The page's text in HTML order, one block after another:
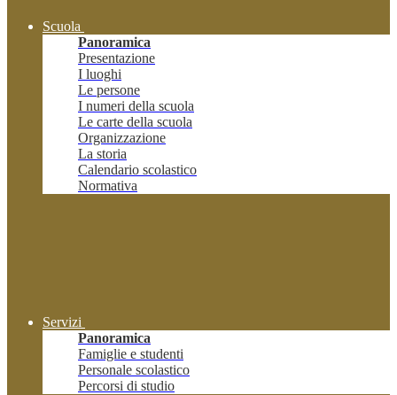
Scuola
Panoramica
Presentazione
I luoghi
Le persone
I numeri della scuola
Le carte della scuola
Organizzazione
La storia
Calendario scolastico
Normativa
Servizi
Panoramica
Famiglie e studenti
Personale scolastico
Percorsi di studio